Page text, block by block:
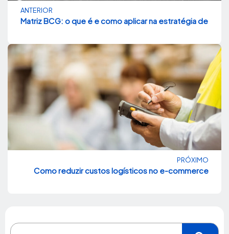
ANTERIOR
Matriz BCG: o que é e como aplicar na estratégia de
PRÓXIMO
Como reduzir custos logísticos no e-commerce